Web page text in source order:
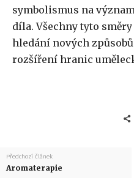
symbolismus na
díla. Všechny tyto
hledání nových
rozšíření hranic
Předchozí článek
Aromaterapie